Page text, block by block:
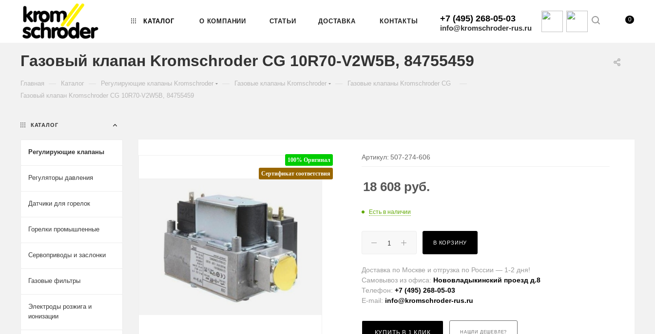
КАТАЛОГ О КОМПАНИИ СТАТЬИ ДОСТАВКА КОНТАКТЫ +7 (495) 268-05-03
info@kromschroder-rus.ru
0
Газовый клапан Kromschroder CG 10R70-V2W5B, 84755459
Главная Каталог Регулирующие клапаны Kromschroder Газовые клапаны Kromschroder Газовые клапаны Kromschroder CG
Газовый клапан Kromschroder CG 10R70-V2W5B, 84755459
100% Оригинал
Сертификат соответствия
Артикул: 507-274-606
18 608 руб.
Есть в наличии
В КОРЗИНУ
Доставка по Москве и отгрузка по России — 1-2 дня!
Самовывоз из офиса: Нововладыкинский проезд д.8
Телефон:+7 (495) 268-05-03
E-mail: info@kromschroder-rus.ru
КУПИТЬ В 1 КЛИК НАШЛИ ДЕШЕВЛЕ?
КАТАЛОГ
Регулирующие клапаны
Регуляторы давления
Датчики для горелок
Горелки промышленные
Сервоприводы и заслонки
Газовые фильтры
Электроды розжига и
ионизации